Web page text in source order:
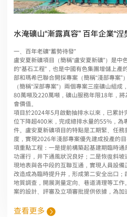
水淹礦山“漸露真容” 百年企業“涅
一、百年老礦“蓄勢待發”
盧安夏新礦項目（簡稱“盧安夏新礦”）是中
的“基石工程”，也是中國有色集團增儲上
部和瑪希巴聯合開採專案（簡稱“淺部專案”
（簡稱“深部專案”）兩個專案三座礦山組
80萬噸及220萬噸，礦山服務年限18年，
會價值。
項目於2024年5月啟動抽排水以來，已累
位下降超400米，完成總排水量的55%，為
件。盧安夏新礦項目的特點是工期緊、任
度，實現2026年淺部專案優先建成投產的
項重點工程：一是提前構築起基建期臨時
功運行，井下通風狀況良好；二是恢復斜
現地表與各中段的互聯互通，實現人員設
改造成為臨時提升井，形成第二安全出口
地質調查，開展測量定向、巷道清理等工
案的設計、評審及立項審批提供依據，為加
查看更多